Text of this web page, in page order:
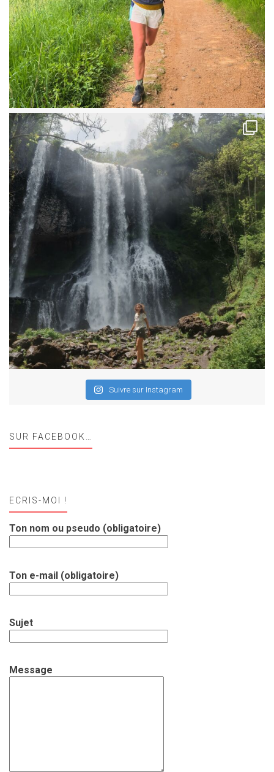
Suivre sur Instagram
SUR FACEBOOK…
ECRIS-MOI !
Ton nom ou pseudo (obligatoire)
Ton e-mail (obligatoire)
Sujet
Message